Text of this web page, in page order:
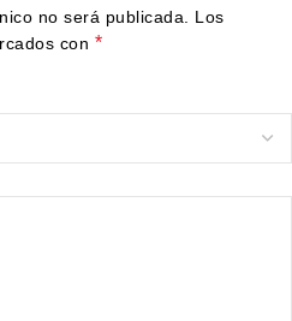
no será publicada. Los
con *